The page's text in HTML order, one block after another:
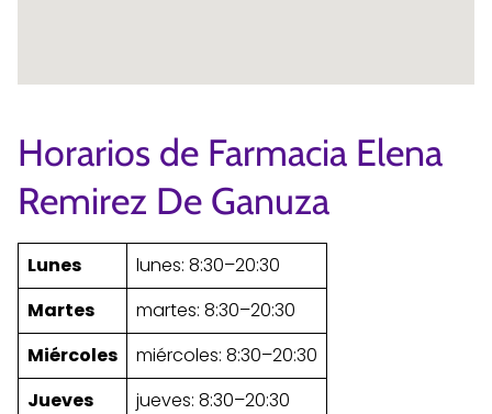
Horarios de Farmacia Elena
Remirez De Ganuza
Lunes
lunes: 8:30–20:30
Martes
martes: 8:30–20:30
Miércoles
miércoles: 8:30–20:30
Jueves
jueves: 8:30–20:30